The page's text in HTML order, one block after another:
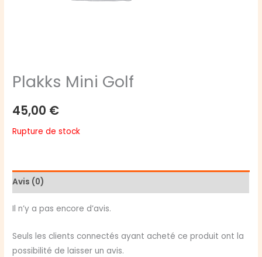
Plakks Mini Golf
45,00 €
Rupture de stock
Avis (0)
Il n’y a pas encore d’avis.
Seuls les clients connectés ayant acheté ce produit ont la
possibilité de laisser un avis.